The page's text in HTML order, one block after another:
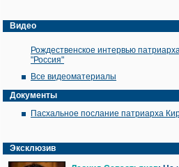
Видео
Рождественское интервью
"Россия"
Все видеоматериалы
Документы
Пасхальное послание патриарха
Эксклюзив